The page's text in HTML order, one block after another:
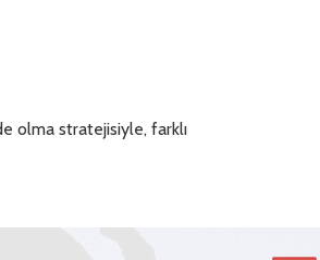
olma stratejisiyle, farklı